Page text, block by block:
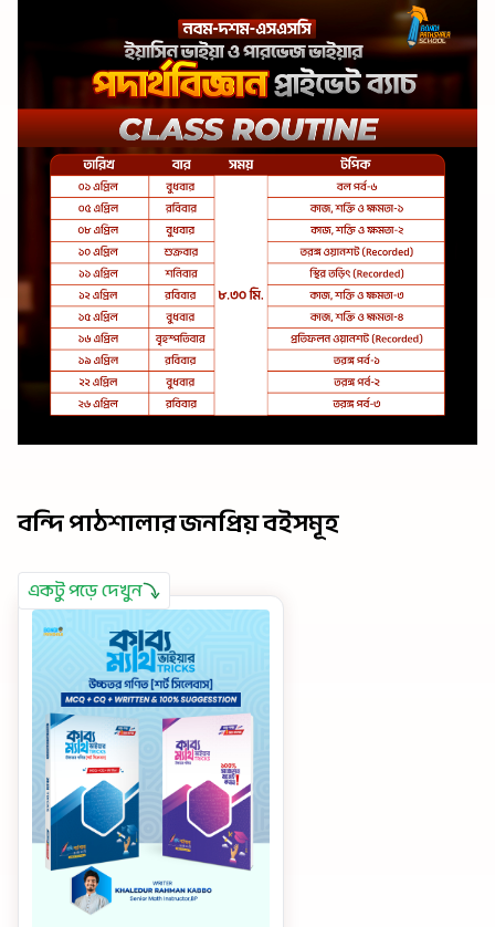
বন্দি পাঠশালার জনপ্রিয় বইসমূহ
একটু পড়ে দেখুন